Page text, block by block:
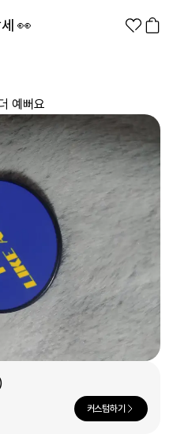
예뻐요
커스텀하기
👀
기업/웰컴 키트 굿즈 제작 방법
1분컷 티셔츠 티셔츠